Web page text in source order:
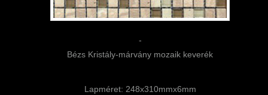
-
Bézs Kristály-márvány mozaik keverék
Lapméret: 248x310mmx6mm